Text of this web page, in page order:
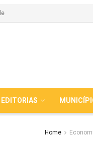
EDITORIAS
Home